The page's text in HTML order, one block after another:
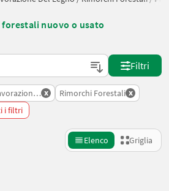
forestali nuovo o usato
su Landwirt.com
Filtri
Del Legno
x Rimorchi Forestali x
i filtri
Elenco Griglia